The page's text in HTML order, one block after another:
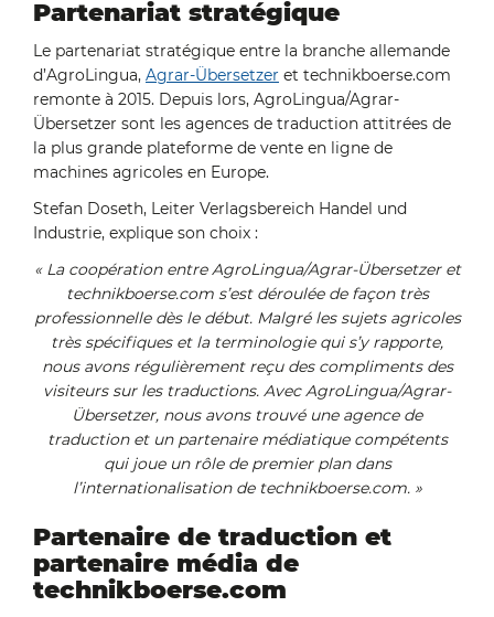
Partenariat stratégique
Le partenariat stratégique entre la branche allemande
d’AgroLingua, Agrar-Übersetzer et technikboerse.com
remonte à 2015. Depuis lors, AgroLingua/Agrar-
Übersetzer sont les agences de traduction attitrées de
la plus grande plateforme de vente en ligne de
machines agricoles en Europe.
Stefan Doseth, Leiter Verlagsbereich Handel und
Industrie, explique son choix :
« La coopération entre AgroLingua/Agrar-Übersetzer et
technikboerse.com s’est déroulée de façon très
professionnelle dès le début. Malgré les sujets agricoles
très spécifiques et la terminologie qui s’y rapporte,
nous avons régulièrement reçu des compliments des
visiteurs sur les traductions. Avec AgroLingua/Agrar-
Übersetzer, nous avons trouvé une agence de
traduction et un partenaire médiatique compétents
qui joue un rôle de premier plan dans
l’internationalisation de technikboerse.com. »
Partenaire de traduction et
partenaire média de
technikboerse.com